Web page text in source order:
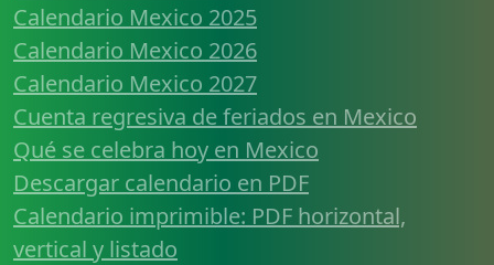
Calendario Mexico 2025
Calendario Mexico 2026
Calendario Mexico 2027
Cuenta regresiva de feriados en Mexico
Qué se celebra hoy en Mexico
Descargar calendario en PDF
Calendario imprimible: PDF horizontal,
vertical y listado